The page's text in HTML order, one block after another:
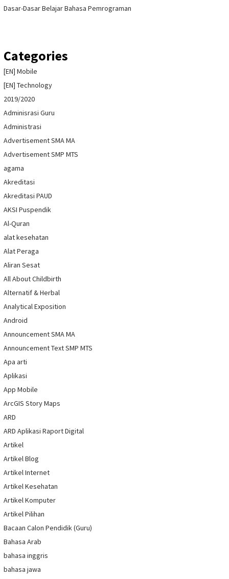
Dasar-Dasar Belajar Bahasa Pemrograman
Categories
[EN] Mobile
[EN] Technology
2019/2020
Adminisrasi Guru
Administrasi
Advertisement SMA MA
Advertisement SMP MTS
agama
Akreditasi
Akreditasi PAUD
AKSI Puspendik
Al-Quran
alat kesehatan
Alat Peraga
Aliran Sesat
All About Childbirth
Alternatif & Herbal
Analytical Exposition
Android
Announcement SMA MA
Announcement Text SMP MTS
Apa arti
Aplikasi
App Mobile
ArcGIS Story Maps
ARD
ARD Aplikasi Raport Digital
Artikel
Artikel Blog
Artikel Internet
Artikel Kesehatan
Artikel Komputer
Artikel Pilihan
Bacaan Calon Pendidik (Guru)
Bahasa Arab
bahasa inggris
bahasa jawa